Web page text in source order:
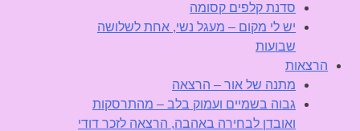
סדנת קלפים קסומה
יש לי מקום – מעגל נשי, אחת לשלושה
שבועות
הרצאות
מתנה של אור – הרצאה
גבוה בשמיים ועמוק בלב – מהתרסקות
ואובדן לבחירה באהבה, הרצאה לזכר דודי